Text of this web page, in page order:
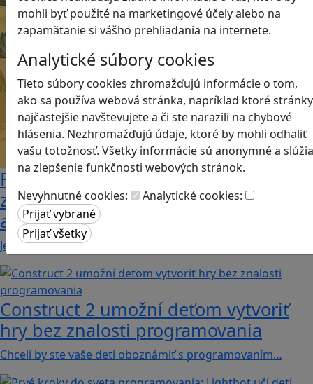
mohli byť použité na marketingové účely alebo na
zapamätanie si vášho prehliadania na internete.
Analytické súbory cookies
Tieto súbory cookies zhromažďujú informácie o tom,
ako sa používa webová stránka, napríklad ktoré stránky
najčastejšie navštevujete a či ste narazili na chybové
hlásenia. Nezhromažďujú údaje, ktoré by mohli odhaliť
vašu totožnosť. Všetky informácie sú anonymné a slúžia
na zlepšenie funkčnosti webových stránok.
Nevyhnutné cookies:
Analytické cookies:
Fotografujte zvieratká, aby ste
zachránili ostrov v Alba: A Wildlife
adventure
Jednoduchá hra, vhodná pre kohokoľvek z rodiny,…
Construct 2 umožní deťom vytvoriť
hry bez znalosti programovania
Chceli by ste vaše deti oboznámiť s programovaním…